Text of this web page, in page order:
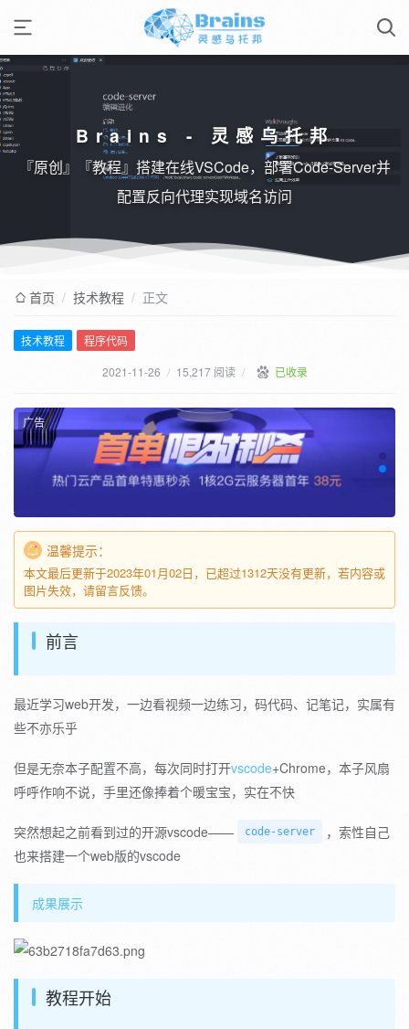
Brains - 灵感乌托邦
『原创』『教程』搭建在线VSCode，部署Code-Server并
配置反向代理实现域名访问
首页 / 技术教程 / 正文
技术教程
程序代码
2021-11-26 / 15,217 阅读 / 已收录
广告
温馨提示：
本文最后更新于2023年01月02日，已超过1312天没有更新，若内容或
图片失效，请留言反馈。
前言
最近学习web开发，一边看视频一边练习，码代码、记笔记，实属有
些不亦乐乎
但是无奈本子配置不高，每次同时打开vscode+Chrome，本子风扇
呼呼作响不说，手里还像捧着个暖宝宝，实在不快
突然想起之前看到过的开源vscode—— code-server
，索性自己
也来搭建一个web版的vscode
成果展示
教程开始